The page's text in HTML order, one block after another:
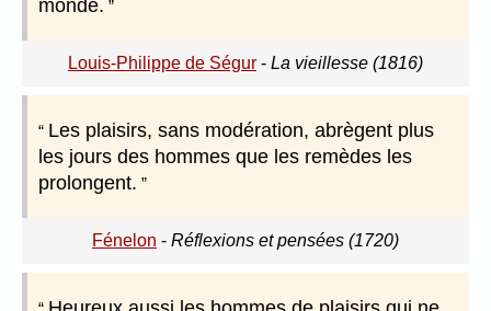
monde.
Louis-Philippe de Ségur - La vieillesse (1816)
Les plaisirs, sans modération, abrègent plus
les jours des hommes que les remèdes les
prolongent.
Fénelon - Réflexions et pensées (1720)